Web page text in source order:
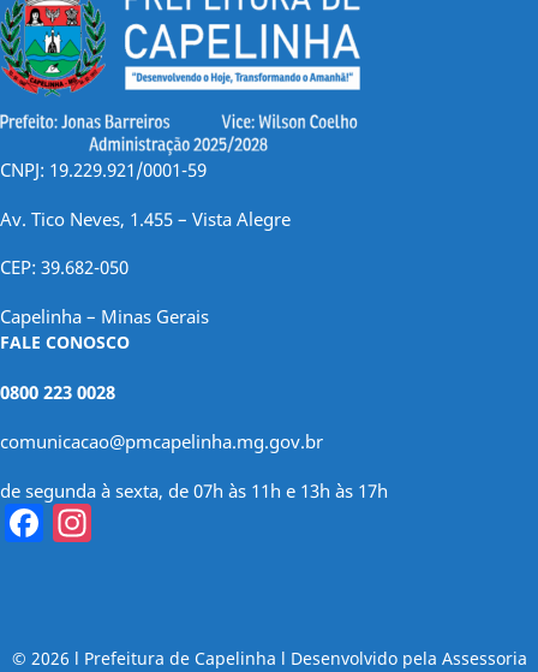
CNPJ: 19.229.921/0001-59
Av. Tico Neves, 1.455 – Vista Alegre
CEP: 39.682-050
Capelinha – Minas Gerais
FALE CONOSCO
0800 223 0028
comunicacao@pmcapelinha.mg.gov.br
de segunda à sexta, de 07h às 11h e 13h às 17h
Facebook
© 2026 l Prefeitura de Capelinha l Desenvolvido pela Assessoria